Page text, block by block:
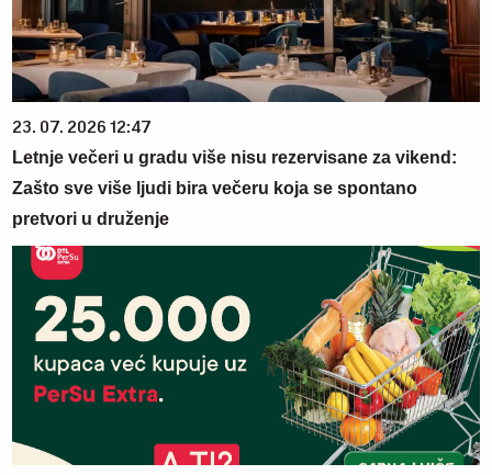
23. 07. 2026 12:47
Letnje večeri u gradu više nisu rezervisane za vikend:
Zašto sve više ljudi bira večeru koja se spontano
pretvori u druženje